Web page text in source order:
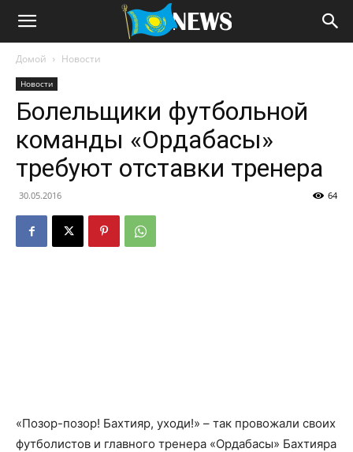
Домой Новости
Новости
Болельщики футбольной
команды «Ордабасы»
требуют отставки тренера
30.05.2016 64
«Позор-позор! Бахтияр, уходи!» – так провожали своих
футболистов и главного тренера «Ордабасы» Бахтияра